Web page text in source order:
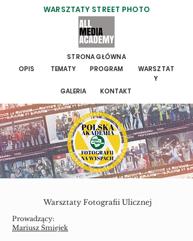
WARSZTATY STREET PHOTO
STRONA GŁÓWNA
TEMATY
OPIS PROGRAM
WARSZTAT
Y
GALERIA
KONTAKT
Warsztaty Fotografii Ulicznej
Prowadzący:
Mariusz Śmiejek